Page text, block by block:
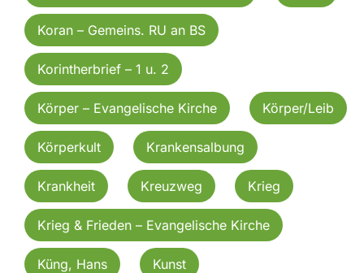
Koran – Gemeins. RU an BS
Korintherbrief – 1 u. 2
Körper – Evangelische Kirche Körper/Leib
Körperkult Krankensalbung
Krankheit Kreuzweg Krieg
Krieg & Frieden – Evangelische Kirche
Küng, Hans Kunst